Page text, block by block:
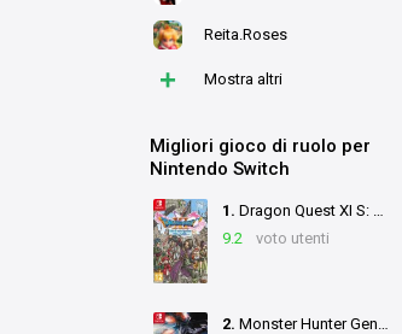
Reita.Roses
+ Mostra altri
Migliori gioco di ruolo per
Nintendo Switch
1. Dragon Quest XI S: Echoes of an Elusive Age - Definitive Edition
9.2
voto utenti
2. Monster Hunter Generations Ultimate